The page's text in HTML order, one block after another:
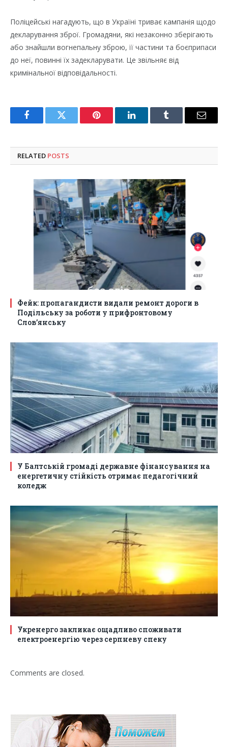
Поліцейські нагадують, що в Україні триває кампанія щодо
декларування зброї. Громадяни, які незаконно зберігають
або знайшли вогнепальну зброю, її частини та боєприпаси
до неї, повинні їх задекларувати. Це звільняє від
кримінальної відповідальності.
FacebookTwitter Pinterest LinkedInTumblr Email
RELATED POSTS
Фейк: пропагандисти видали ремонт дороги в
Подільську за роботи у прифронтовому
Слов’янську
У Балтській громаді державне фінансування на
енергетичну стійкість отримає педагогічний
коледж
Укренерго закликає ощадливо споживати
електроенергію через серпневу спеку
Comments are closed.